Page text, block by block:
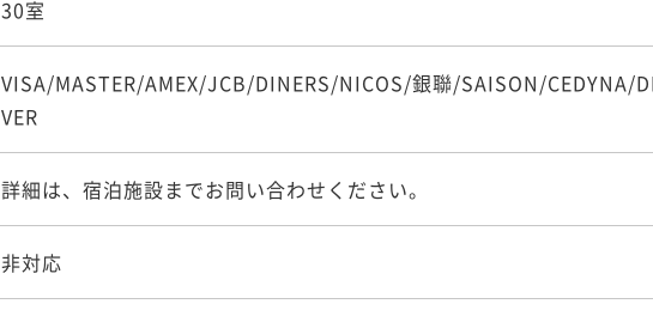
30室
VISA/MASTER/AMEX/JCB/DINERS/NICOS/銀聯/SAISON/CEDYNA/
VER
詳細は、宿泊施設までお問い合わせください。
非対応